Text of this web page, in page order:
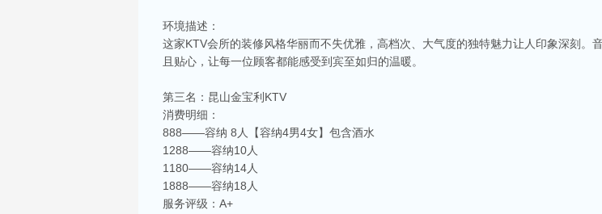
环境描述：
这家KTV会所的装修风格华丽而不失优雅，高档次、大气度的独特魅力让人印象深刻。
且贴心，让每一位顾客都能感受到宾至如归的温暖。
第三名：昆山金宝利KTV
消费明细：
888——容纳 8人【容纳4男4女】包含酒水
1288——容纳10人
1180——容纳14人
1888——容纳18人
服务评级：A+